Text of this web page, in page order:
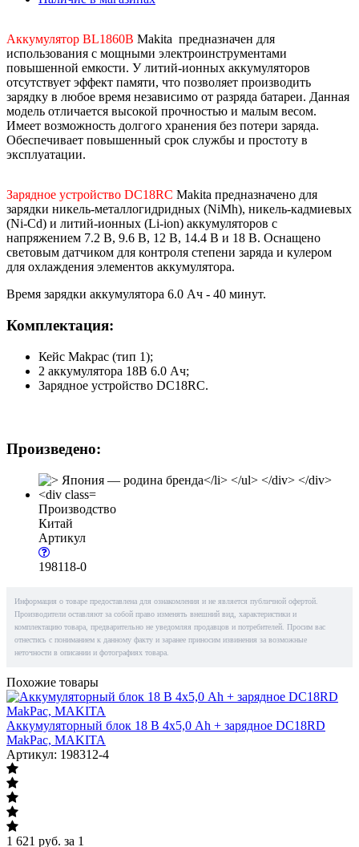
Аккумулятор BL1860B Makita предназначен для
использования с мощными электроинструментами
повышенной емкости. У литий-ионных аккумуляторов
отсутствует эффект памяти, что позволяет производить
зарядку в любое время независимо от разряда батареи. Данная
модель отличается высокой прочностью и малым весом.
Имеет возможность долгого хранения без потери заряда.
Обеспечивает повышенный срок службы и простоту в
эксплуатации.
Зарядное устройство DC18RC Makita предназначено для
зарядки никель-металлогидридных (NiMh), никель-кадмиевых
(Ni-Cd) и литий-ионных (Li-ion) аккумуляторов с
напряжением 7.2 В, 9.6 В, 12 В, 14.4 В и 18 В. Оснащено
световым датчиком для контроля степени заряда и кулером
для охлаждения элементов аккумулятора.
Время зарядки аккумулятора 6.0 Ач - 40 минут.
Комплектация:
Кейс Makpac (тип 1);
2 аккумулятора 18В 6.0 Ач;
Зарядное устройство DC18RC.
Произведено:
Производство
Китай
Артикул
198118-0
Информация о товаре предоставлена для ознакомления и не является публичной офертой.
Производители оставляют за собой право изменять внешний вид, характеристики и
комплектацию товара, предварительно не уведомляя продавцов и потребителей. Просим вас
отнестись с пониманием к данному факту и заранее приносим извинения за возможные
неточности в описании и фотографиях товара.
Похожие товары
Аккумуляторный блок 18 В 4х5,0 Ah + зарядное DC18RD
MakPac, MAKITA
Артикул: 198312-4
1 621 руб. за 1